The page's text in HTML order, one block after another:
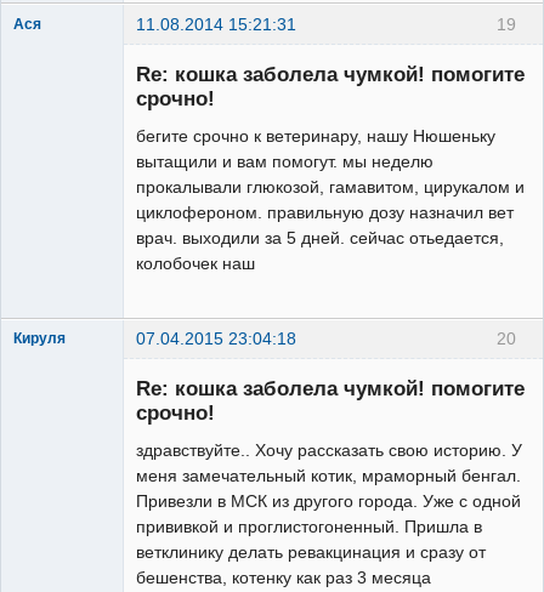
19
Ася 11.08.2014 15:21:31
Зарегистрированный
Re: кошка заболела чумкой! помогите
срочно!
бегите срочно к ветеринару, нашу Нюшеньку
вытащили и вам помогут. мы неделю
прокалывали глюкозой, гамавитом, цирукалом и
циклофероном. правильную дозу назначил вет
врач. выходили за 5 дней. сейчас отьедается,
колобочек наш
20
Кируля 07.04.2015 23:04:18
Зарегистрированный
Re: кошка заболела чумкой! помогите
срочно!
здравствуйте.. Хочу рассказать свою историю. У
меня замечательный котик, мраморный бенгал.
Привезли в МСК из другого города. Уже с одной
прививкой и проглистогоненный. Пришла в
ветклинику делать ревакцинация и сразу от
бешенства, котенку как раз 3 месяца